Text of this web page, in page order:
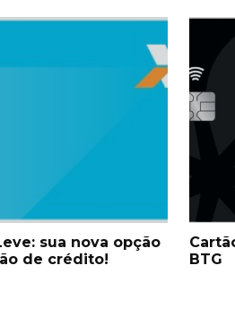
sua nova opção
de crédito!
BTG